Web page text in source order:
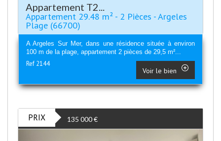
Appartement T2...
Appartement 29.48 m² - 2 Pièces - Argeles
Plage (66700)
A Argeles Sur Mer, dans une résidence située à environ
100 m de la plage, appartement 2 pièces de 29,5 m²...
Ref 2144
Voir le bien
PRIX 135 000€